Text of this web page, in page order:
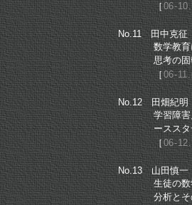
［ 06-
No.11 田中克征
数学教
思考の
［06-
No.12 田畑紀明
学習障
ースス
［ 06-
No.13 山田慎一
生徒の
分析と